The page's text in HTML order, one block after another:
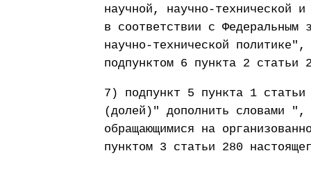
научной, научно-технической
в соответствии с Федеральным
научно-технической
подпунктом 6 пункта 2 статьи
7) подпункт 5 пункта 1
(долей)" дополнить словами ",
обращающимися на
пунктом 3 статьи 280